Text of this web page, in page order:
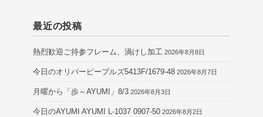
最近の投稿
熱烈歓迎ご持参フレーム、渦けし加工 2026年8月8日
今日のオリバーピープルズ5413F/1679-48 2026年8月7日
月曜から「歩～AYUMI」8/3 2026年8月3日
今日のAYUMI AYUMI L-1037 0907-50 2026年8月2日